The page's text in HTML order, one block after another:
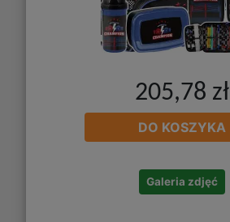
205,78 zł
DO KOSZYKA
Galeria zdjęć